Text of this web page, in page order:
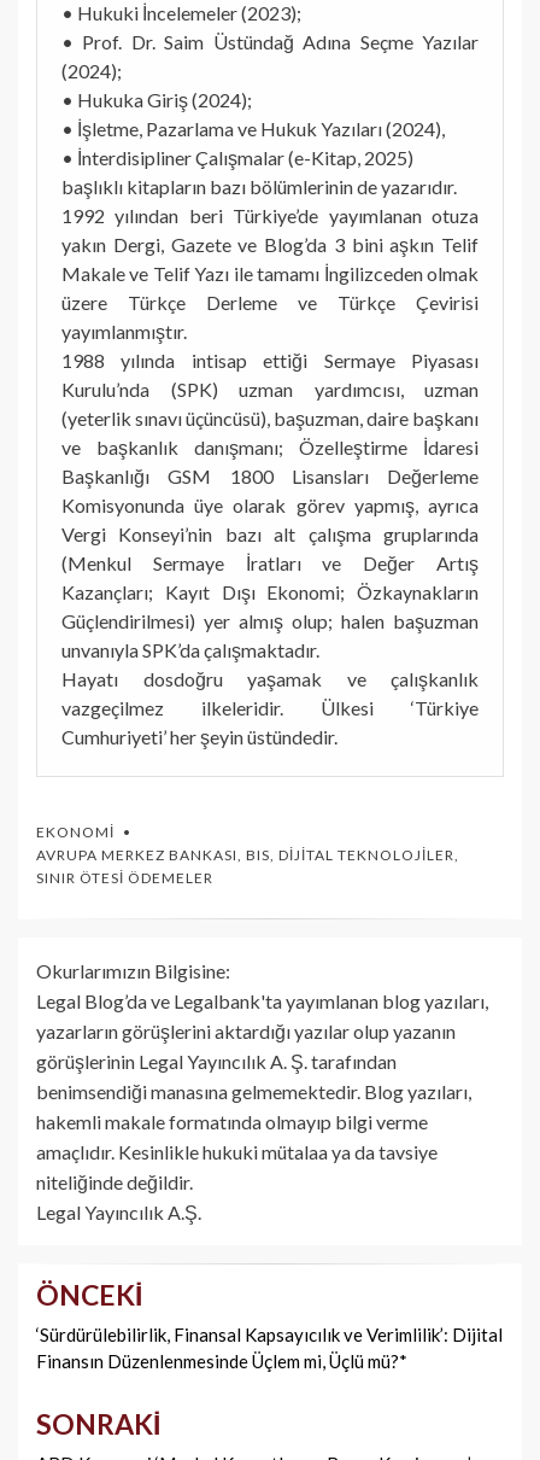
• Hukuki İncelemeler (2023);
• Prof. Dr. Saim Üstündağ Adına Seçme Yazılar
(2024);
• Hukuka Giriş (2024);
• İşletme, Pazarlama ve Hukuk Yazıları (2024),
• İnterdisipliner Çalışmalar (e-Kitap, 2025)
başlıklı kitapların bazı bölümlerinin de yazarıdır.
1992 yılından beri Türkiye’de yayımlanan otuza
yakın Dergi, Gazete ve Blog’da 3 bini aşkın Telif
Makale ve Telif Yazı ile tamamı İngilizceden olmak
üzere Türkçe Derleme ve Türkçe Çevirisi
yayımlanmıştır.
1988 yılında intisap ettiği Sermaye Piyasası
Kurulu’nda (SPK) uzman yardımcısı, uzman
(yeterlik sınavı üçüncüsü), başuzman, daire başkanı
ve başkanlık danışmanı; Özelleştirme İdaresi
Başkanlığı GSM 1800 Lisansları Değerleme
Komisyonunda üye olarak görev yapmış, ayrıca
Vergi Konseyi’nin bazı alt çalışma gruplarında
(Menkul Sermaye İratları ve Değer Artış
Kazançları; Kayıt Dışı Ekonomi; Özkaynakların
Güçlendirilmesi) yer almış olup; halen başuzman
unvanıyla SPK’da çalışmaktadır.
Hayatı dosdoğru yaşamak ve çalışkanlık
vazgeçilmez ilkeleridir. Ülkesi ‘Türkiye
Cumhuriyeti’ her şeyin üstündedir.
EKONOMI
AVRUPA MERKEZ BANKASI, BIS, DIJITAL TEKNOLOJILER,
SINIR ÖTESI ÖDEMELER
Okurlarımızın Bilgisine:
Legal Blog’da ve Legalbank'ta yayımlanan blog yazıları,
yazarların görüşlerini aktardığı yazılar olup yazanın
görüşlerinin Legal Yayıncılık A. Ş. tarafından
benimsendiği manasına gelmemektedir. Blog yazıları,
hakemli makale formatında olmayıp bilgi verme
amaçlıdır. Kesinlikle hukuki mütalaa ya da tavsiye
niteliğinde değildir.
Legal Yayıncılık A.Ş.
Yazı
dolaşımı
ÖNCEKI
‘Sürdürülebilirlik, Finansal Kapsayıcılık ve Verimlilik’: Dijital
Finansın Düzenlenmesinde Üçlem mi, Üçlü mü?*
SONRAKI